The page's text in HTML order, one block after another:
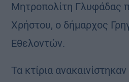
Μητροπολίτη Γλυφάδας
Χρήστου, ο δήμαρχος
Εθελοντών.
Τα κτίρια